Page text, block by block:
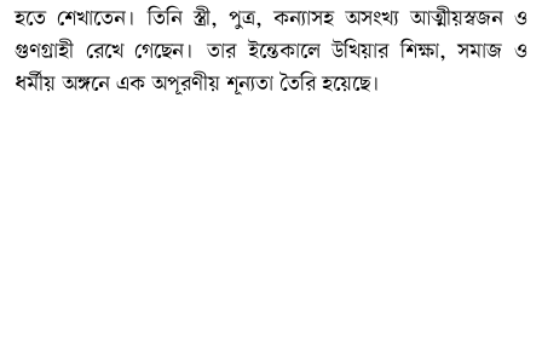
হতে শেখাতেন। তিনি স্ত্রী, পুত্র, কন্যাসহ অসংখ্য আত্মীয়স্বজন ও
গুণগ্রাহী রেখে গেছেন। তার ইন্তেকালে উখিয়ার শিক্ষা, সমাজ ও
ধর্মীয় অঙ্গনে এক অপূরণীয় শূন্যতা তৈরি হয়েছে।